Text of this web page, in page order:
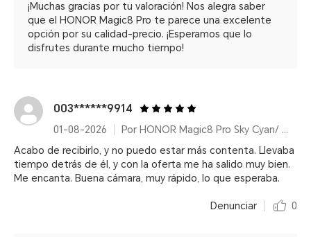
¡Muchas gracias por tu valoración! Nos alegra saber
que el HONOR Magic8 Pro te parece una excelente
opción por su calidad-precio. ¡Esperamos que lo
disfrutes durante mucho tiempo!
003******9914
01-08-2026
Por HONOR Magic8 Pro Sky Cyan/ 12+512GB/ Snapdragon® 8 Elite Gen 5/ 200MP/ 6270mAh/ IP68/IP69/IP69K
Acabo de recibirlo, y no puedo estar más contenta. Llevaba
tiempo detrás de él, y con la oferta me ha salido muy bien.
Me encanta. Buena cámara, muy rápido, lo que esperaba.
Denunciar 0